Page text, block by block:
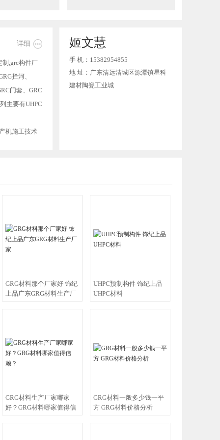
详细 
制,grc构件厂
拦河、
门套、GRC
主要有UHPC
机施工技术
类、剧院报告
有需要的客户
姬文慧
手 机：15382954855
地 址：广东清远清城区源潭镇星科
建材陶瓷工业城
GRG材料那个厂家好 饰纪
上品广东GRG材料生产厂
家
UHPC预制构件 饰纪上品
UHPC材料
GRG材料生产厂家哪家
好？GRG材料哪家值得信
赖？
GRG材料一般多少钱一平
方 GRG材料价格分析